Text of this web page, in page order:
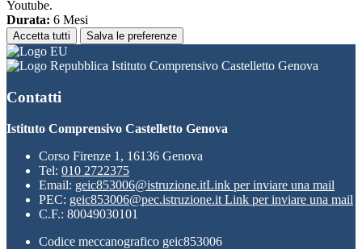
Youtube.
Durata: 6 Mesi
Accetta tutti Salva le preferenze
Istituto Comprensivo Castelletto Genova
Contatti
Istituto Comprensivo Castelletto Genova
Corso Firenze 1, 16136 Genova
Tel: 010 2722375
Email: geic853006@istruzione.itLink per inviare una mail
PEC: geic853006@pec.istruzione.it Link per inviare una mail
C.F.: 80049030101
Codice meccanografico geic853006